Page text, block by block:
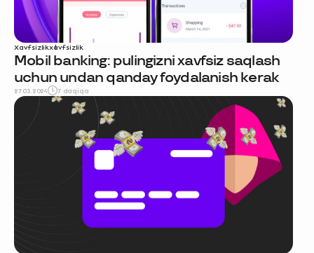
Xavfsizlikxavfsizlik
Mobil banking: pulingizni xavfsiz saqlash
uchun undan qanday foydalanish kerak
27.03.2024 7 daqiqa